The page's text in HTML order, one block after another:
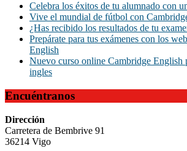
Celebra los éxitos de tu alumnado con
Vive el mundial de fútbol con
¿Has recibido los resultados de tu
Prepárate para tus exámenes con los
English
Nuevo curso online Cambridge English
ingles
Encuéntranos
Dirección
Carretera de Bembrive 91
36214 Vigo